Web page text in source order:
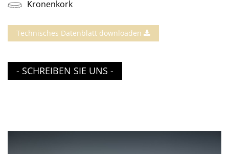
Kronenkork
Technisches Datenblatt downloaden
- SCHREIBEN SIE UNS -